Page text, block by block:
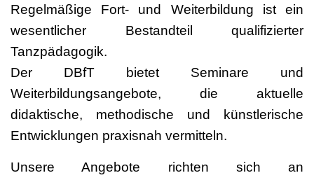
Regelmäßige Fort- und Weiterbildung ist ein
wesentlicher Bestandteil qualifizierter
Tanzpädagogik.
Der DBfT bietet Seminare und
Weiterbildungsangebote, die aktuelle
didaktische, methodische und künstlerische
Entwicklungen praxisnah vermitteln.
Unsere Angebote richten sich an